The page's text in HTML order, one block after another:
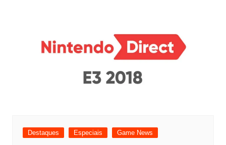
Destaques Especiais Game News